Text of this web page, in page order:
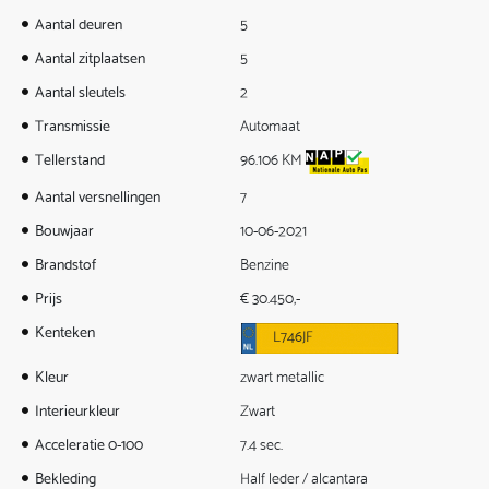
Aantal deuren
5
Aantal zitplaatsen
5
Aantal sleutels
2
Transmissie
Automaat
Tellerstand
96.106 KM
Aantal versnellingen
7
Bouwjaar
10-06-2021
Brandstof
Benzine
Prijs
€ 30.450,-
Kenteken
L746JF
Kleur
zwart metallic
Interieurkleur
Zwart
Acceleratie 0-100
7.4 sec.
Bekleding
Half leder / alcantara